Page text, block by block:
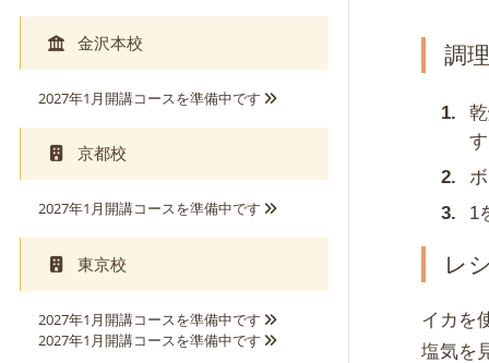
金沢本校
2027年1月開講コースを準備中です
京都校
2027年1月開講コースを準備中です
東京校
2027年1月開講コースを準備中です
2027年1月開講コースを準備中です
調
1
レ
イカを
塩気を